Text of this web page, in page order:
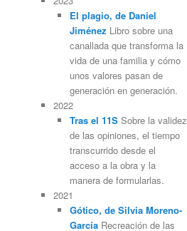
El plagio, de Daniel
Jiménez Libro sobre una
canallada que transforma la
vida de una familia y cómo
unos valores pasan de
generación en generación.
2022
Tras el 11SSobre la validez
de las opiniones, el tiempo
transcurrido desde el
acceso a la obra y la
manera de formularlas.
2021
Gótico, de Silvia Moreno-
GarcíaRecreación de las